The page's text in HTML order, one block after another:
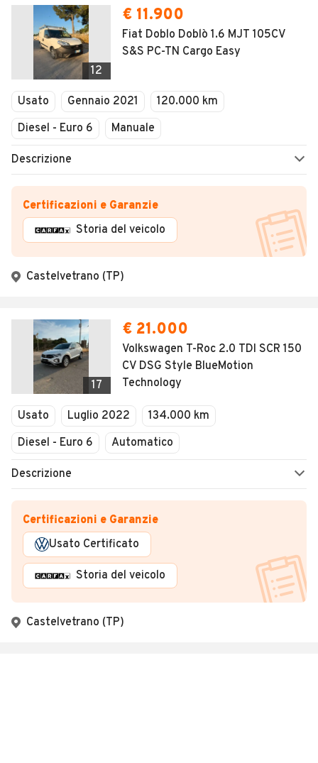
12
€ 11.900
Fiat Doblo Doblò 1.6 MJT 105CV
S&S PC-TN Cargo Easy
Usato Gennaio 2021
120.000 km
Diesel - Euro 6
Manuale
Descrizione
Certificazioni e Garanzie
Storia del veicolo
Castelvetrano (TP)
17
€ 21.000
Volkswagen T-Roc 2.0 TDI SCR 150
CV DSG Style BlueMotion
Technology
Usato Luglio 2022
134.000 km
Diesel - Euro 6
Automatico
Descrizione
Certificazioni e Garanzie
Usato Certificato
Storia del veicolo
Castelvetrano (TP)